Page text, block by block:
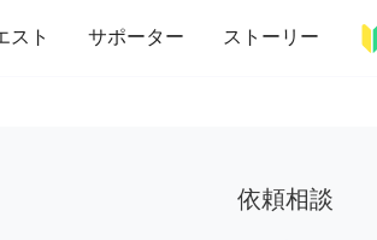
スト サポーター ストーリー
インテリア 趣味・習い事 ペット
依頼相談